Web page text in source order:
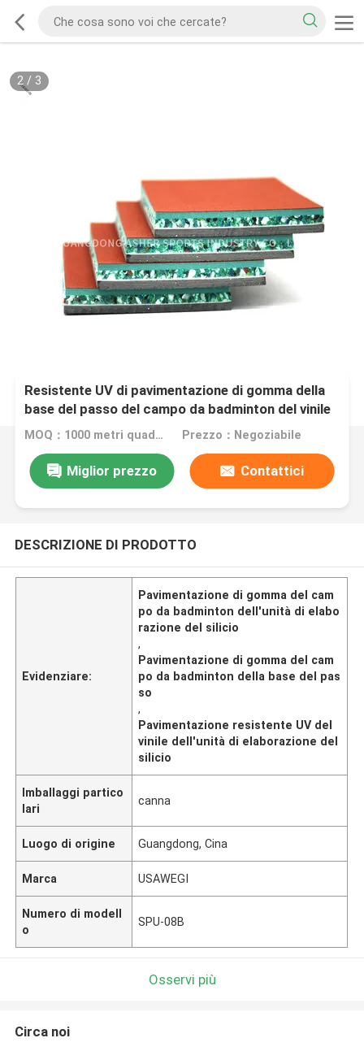
2/ 3
Resistente UV di pavimentazione di gomma della
base del passo del campo da badminton del vinile
dell'unità di elaborazione del silicio
MOQ：1000 metri quadrati Prezzo：Negoziabile
Miglior prezzo Contattici
DESCRIZIONE DI PRODOTTO
Evidenziare:
Pavimentazione di gomma del cam
po da badminton dell'unità di elabo
razione del silicio
,
Pavimentazione di gomma del cam
po da badminton della base del pas
so
,
Pavimentazione resistente UV del
vinile dell'unità di elaborazione del
silicio
Imballaggi partico
lari
canna
Luogo di origine Guangdong, Cina
Marca USAWEGI
Numero di modell
o
SPU-08B
Osservi più
Circa noi